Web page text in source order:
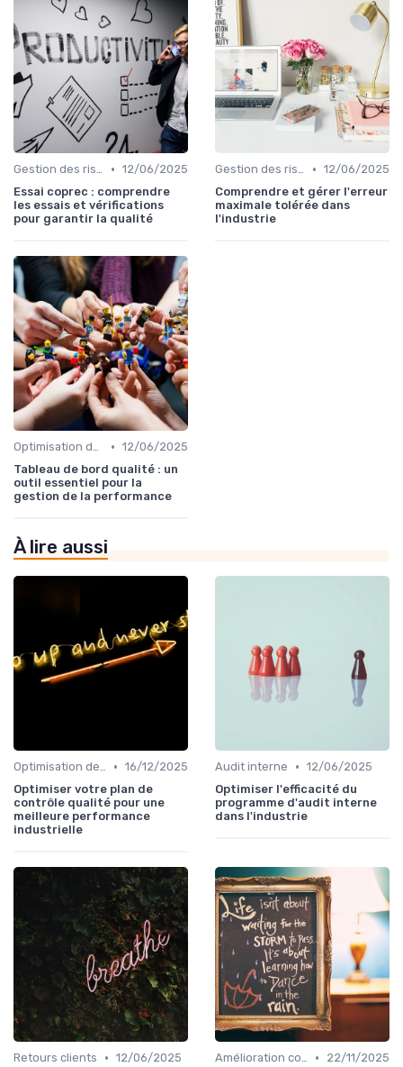
Gestion des risques • 12/06/2025
Essai coprec : comprendre
les essais et vérifications
pour garantir la qualité
Gestion des risques • 12/06/2025
Comprendre et gérer l'erreur
maximale tolérée dans
l'industrie
Optimisation des processus • 12/06/2025
Tableau de bord qualité : un
outil essentiel pour la
gestion de la performance
À lire aussi
Optimisation des processus • 16/12/2025
Optimiser votre plan de
contrôle qualité pour une
meilleure performance
industrielle
Audit interne • 12/06/2025
Optimiser l'efficacité du
programme d'audit interne
dans l'industrie
Retours clients • 12/06/2025
Amélioration continue •
22/11/2025